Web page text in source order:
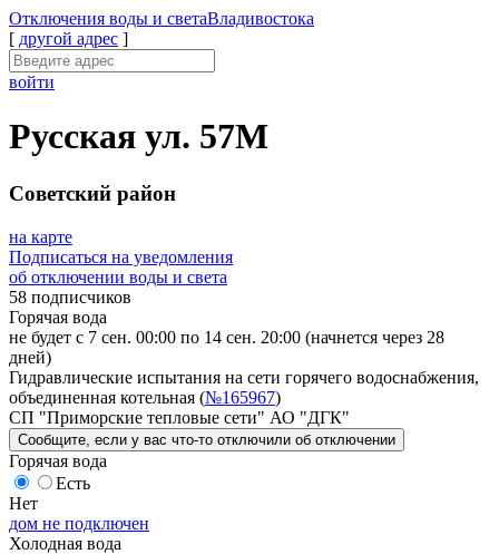
Отключения воды и светаВладивостока
[ другой адрес ]
войти
Русская ул. 57М
Советский район
на карте
Подписаться на уведомления
об отключении воды и света
58 подписчиков
Горячая вода
не будет с 7 сен. 00:00 по 14 сен. 20:00 (начнется через 28
дней)
Гидравлические испытания на сети горячего водоснабжения,
объединенная котельная (№165967)
СП "Приморские тепловые сети" АО "ДГК"
Сообщите , если у вас что-то отключили об отключении
Горячая вода
Есть
Нет
дом не подключен
Холодная вода